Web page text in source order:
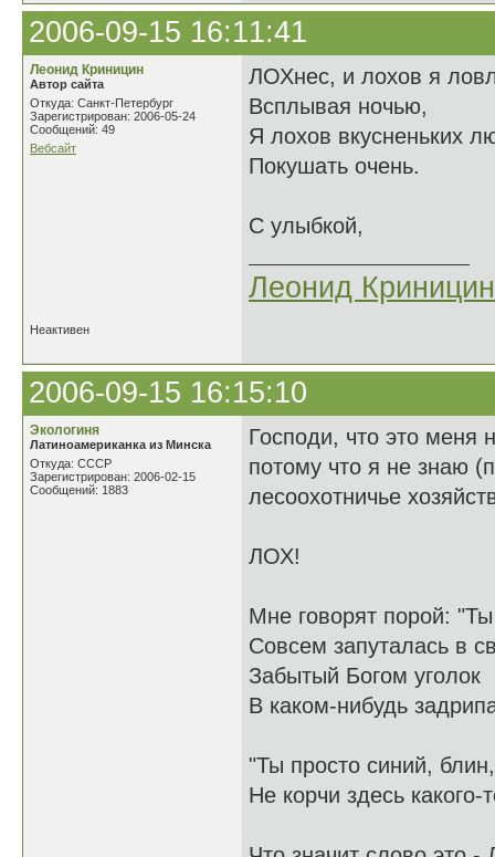
2006-09-15 16:11:41
Леонид Криницин
Автор сайта
Откуда: Санкт-Петербург
Зарегистрирован: 2006-05-24
Сообщений: 49
Вебсайт
ЛОХнес, и лохов я
Всплывая ночью,
Я лохов вкусненьких
Покушать очень.
С улыбкой,
Леонид Криницин
Неактивен
2006-09-15 16:15:10
Экологиня
Латиноамериканка из Минска
Откуда: СССР
Зарегистрирован: 2006-02-15
Сообщений: 1883
Господи, что это меня
потому что я не знаю
лесоохотничье
ЛОХ!
Мне говорят порой:
Совсем запуталась в
Забытый Богом уголок
В каком-нибудь
"Ты просто синий,
Не корчи здесь какого-